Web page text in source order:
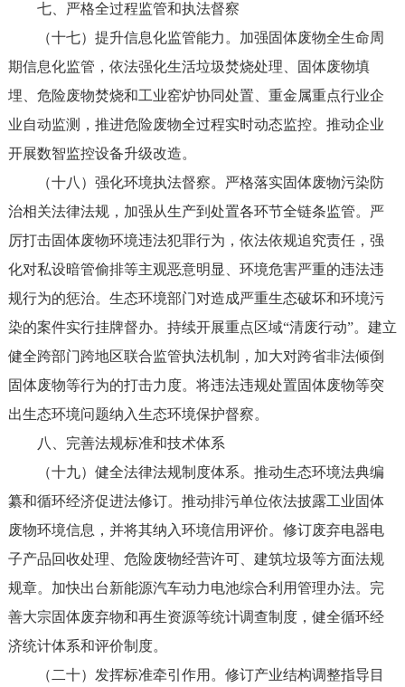
七、严格全过程监管和执法督察
（十七）提升信息化监管能力。加强固体废物全生命周
期信息化监管，依法强化生活垃圾焚烧处理、固体废物填
埋、危险废物焚烧和工业窑炉协同处置、重金属重点行业企
业自动监测，推进危险废物全过程实时动态监控。推动企业
开展数智监控设备升级改造。
（十八）强化环境执法督察。严格落实固体废物污染防
治相关法律法规，加强从生产到处置各环节全链条监管。严
厉打击固体废物环境违法犯罪行为，依法依规追究责任，强
化对私设暗管偷排等主观恶意明显、环境危害严重的违法违
规行为的惩治。生态环境部门对造成严重生态破坏和环境污
染的案件实行挂牌督办。持续开展重点区域“清废行动”。建立
健全跨部门跨地区联合监管执法机制，加大对跨省非法倾倒
固体废物等行为的打击力度。将违法违规处置固体废物等突
出生态环境问题纳入生态环境保护督察。
八、完善法规标准和技术体系
（十九）健全法律法规制度体系。推动生态环境法典编
纂和循环经济促进法修订。推动排污单位依法披露工业固体
废物环境信息，并将其纳入环境信用评价。修订废弃电器电
子产品回收处理、危险废物经营许可、建筑垃圾等方面法规
规章。加快出台新能源汽车动力电池综合利用管理办法。完
善大宗固体废弃物和再生资源等统计调查制度，健全循环经
济统计体系和评价制度。
（二十）发挥标准牵引作用。修订产业结构调整指导目